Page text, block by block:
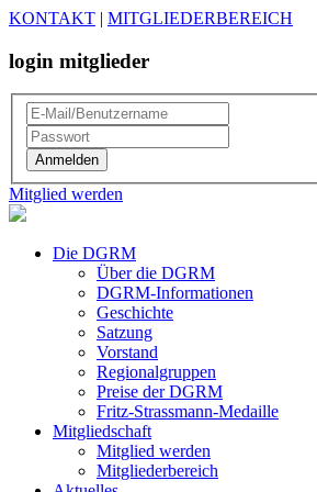
KONTAKT | MITGLIEDERBEREICH
login mitglieder
Mitglied werden
Die DGRM
Über die DGRM
DGRM-Informationen
Geschichte
Satzung
Vorstand
Regionalgruppen
Preise der DGRM
Fritz-Strassmann-Medaille
Mitgliedschaft
Mitglied werden
Mitgliederbereich